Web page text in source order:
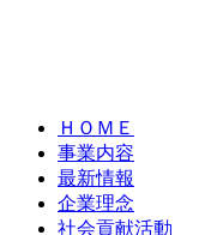
ＨＯＭＥ
事業内容
最新情報
企業理念
社会貢献活動